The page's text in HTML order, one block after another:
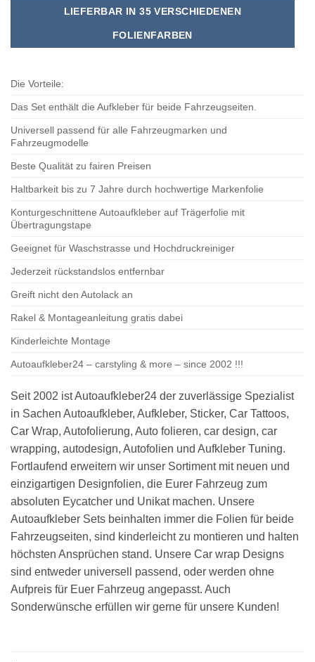
LIEFERBAR IN 35 VERSCHIEDENEN
FOLIENFARBEN
Die Vorteile:
Das Set enthält die Aufkleber für beide Fahrzeugseiten.
Universell passend für alle Fahrzeugmarken und
Fahrzeugmodelle
Beste Qualität zu fairen Preisen
Haltbarkeit bis zu 7 Jahre durch hochwertige Markenfolie
Konturgeschnittene Autoaufkleber auf Trägerfolie mit
Übertragungstape
Geeignet für Waschstrasse und Hochdruckreiniger
Jederzeit rückstandslos entfernbar
Greift nicht den Autolack an
Rakel & Montageanleitung gratis dabei
Kinderleichte Montage
Autoaufkleber24 – carstyling & more – since 2002 !!!
Seit 2002 ist Autoaufkleber24 der zuverlässige Spezialist
in Sachen Autoaufkleber, Aufkleber, Sticker, Car Tattoos,
Car Wrap, Autofolierung, Auto folieren, car design, car
wrapping, autodesign, Autofolien und Aufkleber Tuning.
Fortlaufend erweitern wir unser Sortiment mit neuen und
einzigartigen Designfolien, die Eurer Fahrzeug zum
absoluten Eycatcher und Unikat machen. Unsere
Autoaufkleber Sets beinhalten immer die Folien für beide
Fahrzeugseiten, sind kinderleicht zu montieren und halten
höchsten Ansprüchen stand. Unsere Car wrap Designs
sind entweder universell passend, oder werden ohne
Aufpreis für Euer Fahrzeug angepasst. Auch
Sonderwünsche erfüllen wir gerne für unsere Kunden!